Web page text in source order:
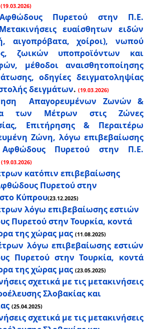
(19.03.2026)
Πυρετού στην Π.Ε.
ευαίσθητων ειδών
αιγοπρόβατα, χοίροι), νωπού
ζωικών υποπροϊόντων και
μέθοδοι αναισθητοποίησης
οδηγίες δειγματοληψίας
δειγμάτων. (19.03.2026)
Απαγορευμένων Ζωνών &
των Μέτρων στις Ζώνες
Επιτήρησης & Περαιτέρω
Ζώνη, λόγω επιβεβαίωσης
Αφθώδους Πυρετού στην Π.Ε.
(19.03.2026)
κατόπιν επιβεβαίωσης
Πυρετού στην
Κύπρου(23.12.2025)
λόγω επιβεβαίωσης εστιών
Πυρετού στην Τουρκία, κοντά
της χώρας μας (11.08.2025)
λόγω επιβεβαίωσης εστιών
Πυρετού στην Τουρκία, κοντά
της χώρας μας (23.05.2025)
σχετικά με τις μετακινήσεις
Σλοβακίας και
(25.04.2025)
σχετικά με τις μετακινήσεις